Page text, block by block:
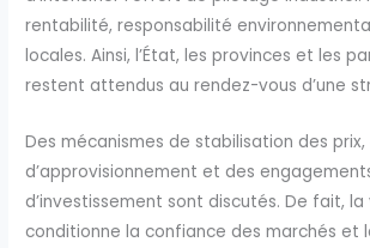
rentabilité, responsabilité
locales. Ainsi, l’État, les provinces et les
restent attendus au rendez-vous d’une
Des mécanismes de stabilisation des
d’approvisionnement et des
d’investissement sont discutés. De fait, la
conditionne la confiance des marchés et